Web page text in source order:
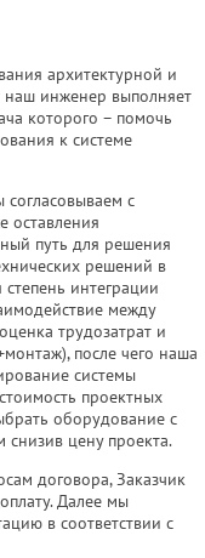
архитектурной и
наш инженер выполняет
которого – помочь
к системе
с
оставления
путь для решения
решений в
интеграции
между
трудозатрат и
после чего наша
системы
проектных
оборудование с
цену проекта.
договора, Заказчик
Далее мы
в соответствии с